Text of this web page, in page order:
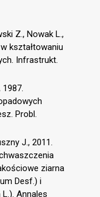
Z., Nowak L.,
kształtowaniu
Infrastrukt.
1987.
Probl.
J., 2011.
ziarna
Desf.) i
Annales